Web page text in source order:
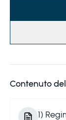
Contenuto
1) Regime